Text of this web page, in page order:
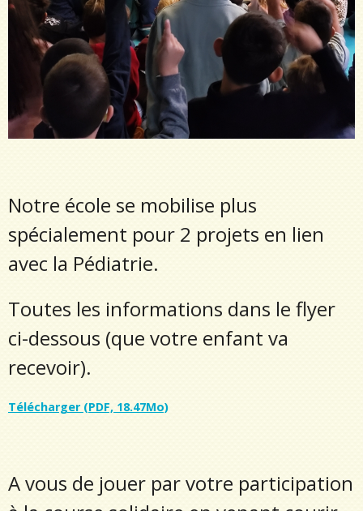
Notre école se mobilise plus
spécialement pour 2 projets en lien
avec la Pédiatrie.
Toutes les informations dans le flyer
ci-dessous (que votre enfant va
recevoir).
Télécharger (PDF, 18.47Mo)
A vous de jouer par votre participation